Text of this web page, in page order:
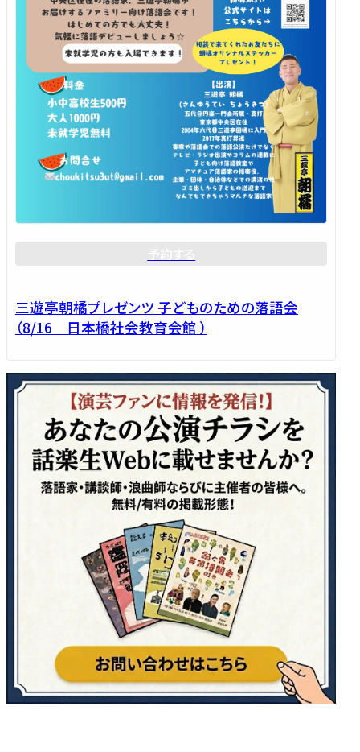
三遊亭朝橘プレゼンツ 子どものための落語会
（8/16 日本橋社会教育会館 ）